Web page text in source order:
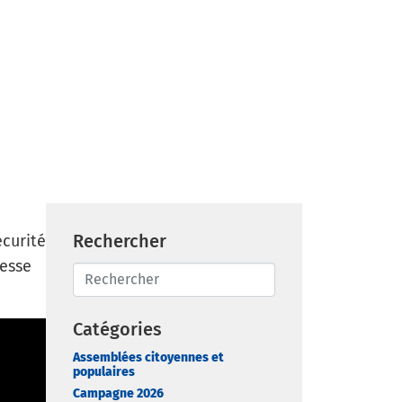
Rechercher
Catégories
Assemblées citoyennes et
populaires
Campagne 2026